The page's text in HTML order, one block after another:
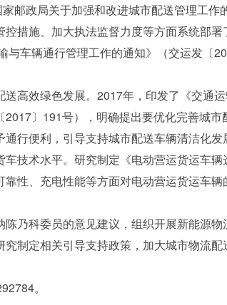
邮政局关于加强和改进城市配送管理工
措施、加大执法监督力度等方面系统部
与车辆通行管理工作的通知》（交运发〔
效绿色发展。2017年，印发了《交通
〕191号），明确提出要优化完善城
行便利，引导支持城市配送车辆清洁化发
术水平。研究制定《电动营运货运车辆
性、充电性能等方面对电动营运货运车
科委员的意见建议，组织开展新能源物
制定相关引导支持政策，加大城市物流
。